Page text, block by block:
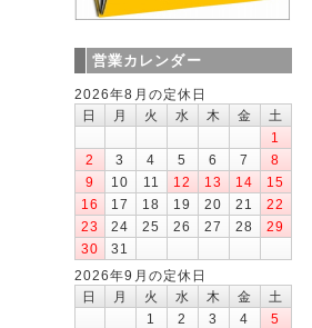
営業カレンダー
2026年8月の定休日
日
月 火 水 木 金
土
1
2
3 4 5 6 7
8
9
10 11 12 13 14
15
16
17 18 19 20 21
22
23
24 25 26 27 28
29
30
31
2026年9月の定休日
日
月 火 水 木 金
土
1
2 3 4
5